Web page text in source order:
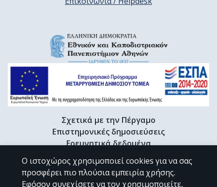
Σχετικά με την Πέργαμο
Επιστημονικές δημοσιεύσεις
Ερευνητικά δεδομένα
Διδακτορικές διατριβές & Γκρίζα βιβλιογραφία
Προφίλ Ερευνητή
Ο ιστοχώρος χρησιμοποιεί cookies για να σας
προσφέρει πιο πλούσια εμπειρία χρήσης.
Εφόσον συνεχίσετε να τον χρησιμοποιείτε,